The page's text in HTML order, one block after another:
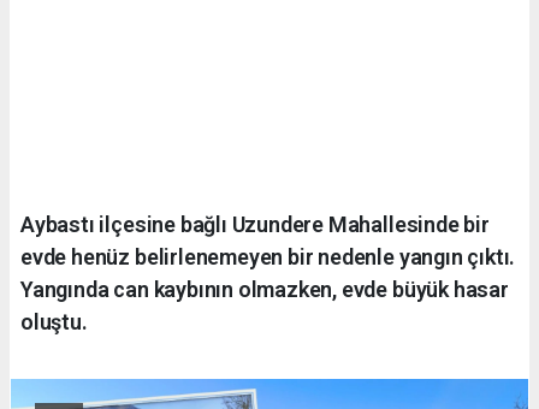
Aybastı ilçesine bağlı Uzundere Mahallesinde bir
evde henüz belirlenemeyen bir nedenle yangın çıktı.
Yangında can kaybının olmazken, evde büyük hasar
oluştu.